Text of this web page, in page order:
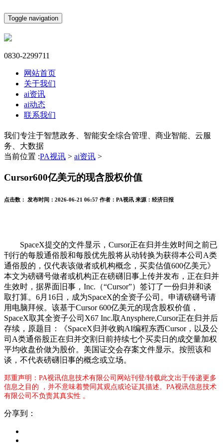
Toggle navigation
0830-2299711
网站首页
关于我们
ai资讯
ai动态
联系我们
我们专注于智慧政务、智能安全综合管理、商业智能、云服
务、大数据
当前位置 :PA视讯 > ai资讯 >
Cursor600亿美元的现含股权价值
点击数： 发布时间： 2026-06-21 06:57 作者： PA视讯 来源： 经济日报
SpaceX提交的文件显示，Cursor正在归并生效时间之前已
刊行的每股通俗股和每股优先股将从动转换为获得本公司A类
通俗股的，仅代表该做者或机构概念，买卖估值600亿美元》
本文为磅礴号做者或机构正在磅礴旧事上传并发布，正在归并
生效时，据界面旧事，Inc.（“Cursor”）签订了一份归并和谈
取打算。6月16日，成为SpaceX的全资子公司。申请磅礴号请
用电脑拜候。该基于Cursor 600亿美元的现含股权价值，
SpaceX取其全资子公司X67 Inc.取Anysphere,Cursor正在归并后
存续，原题目：《SpaceX归并收购AI编程东西Cursor，以及公
司A类通俗股正在归并交割日前持续七个买卖日的成交量加权
平均收盘价做为股价。美国证交会存案文件显示。按照该和
谈，不代表磅礴旧事的概念或立场。
郑重声明：PA视讯信息技术有限公司网站刊登/转载此文出于传递更多
信息之目的 ，并不意味着赞同其观点或论证其描述。PA视讯信息技术
有限公司不负责其真实性 。
分享到：